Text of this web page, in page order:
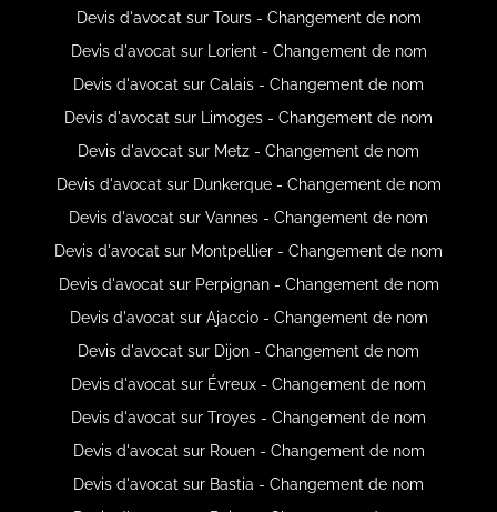
Devis d'avocat sur Tours - Changement de nom
Devis d'avocat sur Lorient - Changement de nom
Devis d'avocat sur Calais - Changement de nom
Devis d'avocat sur Limoges - Changement de nom
Devis d'avocat sur Metz - Changement de nom
Devis d'avocat sur Dunkerque - Changement de nom
Devis d'avocat sur Vannes - Changement de nom
Devis d'avocat sur Montpellier - Changement de nom
Devis d'avocat sur Perpignan - Changement de nom
Devis d'avocat sur Ajaccio - Changement de nom
Devis d'avocat sur Dijon - Changement de nom
Devis d'avocat sur Évreux - Changement de nom
Devis d'avocat sur Troyes - Changement de nom
Devis d'avocat sur Rouen - Changement de nom
Devis d'avocat sur Bastia - Changement de nom